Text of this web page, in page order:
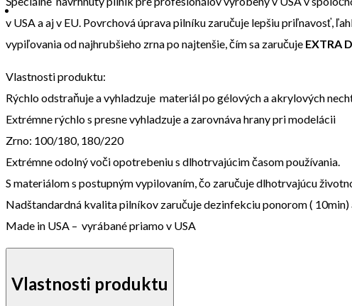
v USA a aj v EU. Povrchová úprava pilníku zaručuje lepšiu priľnavosť,
vypiľovania od najhrubšieho zrna po najtenšie, čím sa zaručuje EXTRA
Vlastnosti produktu:
Rýchlo odstraňuje a vyhladzuje materiál po gélových a akrylových
Extrémne rýchlo s presne vyhladzuje a zarovnáva hrany pri modelácii
Zrno: 100/180, 180/220
Extrémne odolný voči opotrebeniu s dlhotrvajúcim časom používania.
S materiálom s postupným vypilovaním, čo zaručuje dlhotrvajúcu
Nadštandardná kvalita pilníkov zaručuje dezinfekciu ponorom (
Made in USA – vyrábané priamo v USA
Vlastnosti produktu